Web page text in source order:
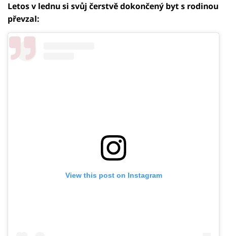
Letos v lednu si svůj čerstvě dokončený byt s rodinou
převzal:
View this post on Instagram